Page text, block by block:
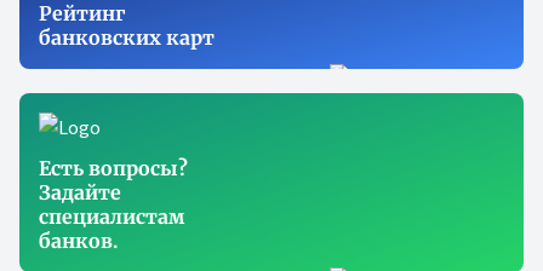
Рейтинг
банковских карт
Есть вопросы?
Задайте
специалистам
банков.